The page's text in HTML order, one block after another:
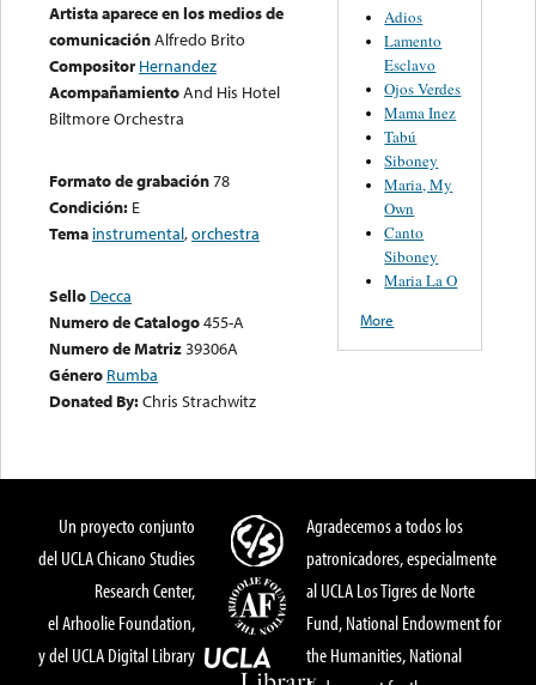
Artista aparece en los medios de
comunicaciónAlfredo Brito
Compositor Hernandez
AcompañamientoAnd His Hotel
Biltmore Orchestra
Formato de grabación78
Condición: E
Tema instrumental,orchestra
Sello Decca
Numero de Catalogo455-A
Numero de Matriz39306A
Género Rumba
Donated By:Chris Strachwitz
Adios
Lamento
Esclavo
Ojos Verdes
Mama Inez
Tabú
Siboney
Maria, My
Own
Canto
Siboney
Maria La O
More
Un proyecto conjunto
del UCLA Chicano Studies
Research Center,
el Arhoolie Foundation,
y del UCLA Digital Library
Agradecemos a todos los
patronicadores, especialmente
al UCLA Los Tigres de Norte
Fund, National Endowment for
the Humanities, National